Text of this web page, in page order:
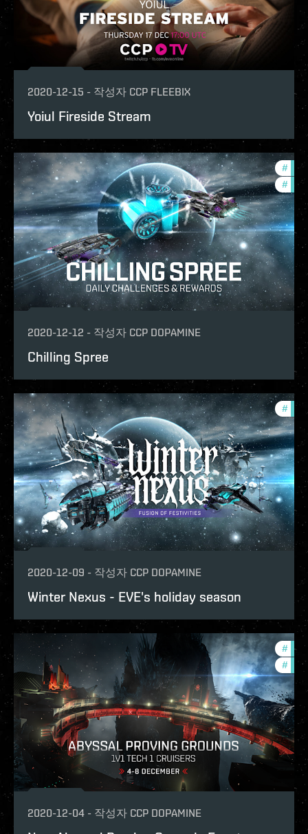
2020-12-15 - 작성자 CCP FLEEBIX
Yoiul Fireside Stream
# in-
#
2020-12-12 - 작성자 CCP DOPAMINE
Chilling Spree
#
2020-12-09 - 작성자 CCP DOPAMINE
Winter Nexus - EVE's holiday season
# pvp
#
2020-12-04 - 작성자 CCP DOPAMINE